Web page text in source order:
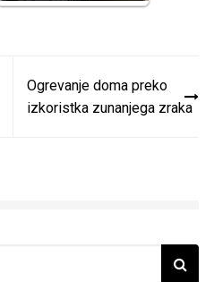
Ogrevanje doma preko
izkoristka zunanjega zraka